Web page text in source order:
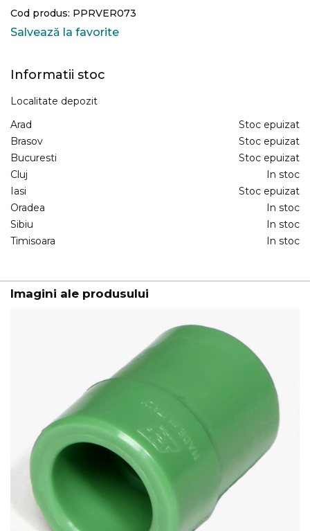
Cod produs: PPRVER073
Salvează la favorite
Informatii stoc
Localitate depozit
Arad
Stoc epuizat
Brasov
Stoc epuizat
Bucuresti
Stoc epuizat
Cluj
In stoc
Iasi
Stoc epuizat
Oradea
In stoc
Sibiu
In stoc
Timisoara
In stoc
Imagini ale produsului